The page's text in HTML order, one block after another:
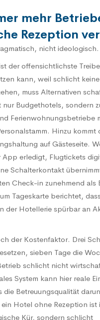
mehr
Rezeption
nicht ideologisch.
der offensichtlichste
kann, weil schlicht keine
muss Alternativen
Budgethotels, sondern
Ferienwohnungsbetriebe
Hinzu kommt
auf Gästeseite.
erledigt, Flugtickets
Schalterkontakt
Check-in zunehmend als
Tageskarte berichtet,
der Hotellerie spürbar an
der Kostenfaktor. Drei
sieben Tage die
schlicht nicht
System kann hier reale
die Betreuungsqualität
Hotel ohne Rezeption ist
Kür, sondern schlicht